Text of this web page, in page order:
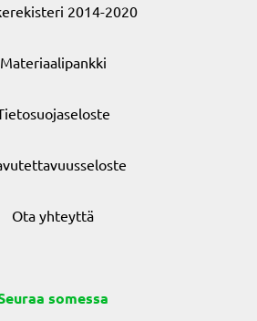
2014-2020
Materiaalipankki
Ota yhteyttä
somessa